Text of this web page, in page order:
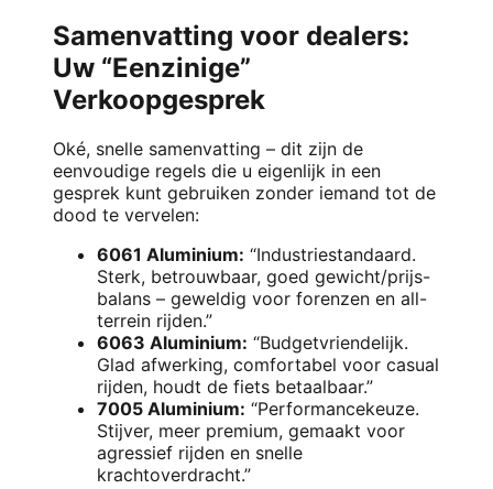
Samenvatting voor dealers:
Uw “Eenzinige”
Verkoopgesprek
Oké, snelle samenvatting – dit zijn de
eenvoudige regels die u eigenlijk in een
gesprek kunt gebruiken zonder iemand tot de
dood te vervelen:
6061 Aluminium: “Industriestandaard.
Sterk, betrouwbaar, goed gewicht/prijs-
balans – geweldig voor forenzen en all-
terrein rijden.”
6063 Aluminium: “Budgetvriendelijk.
Glad afwerking, comfortabel voor casual
rijden, houdt de fiets betaalbaar.”
7005 Aluminium: “Performancekeuze.
Stijver, meer premium, gemaakt voor
agressief rijden en snelle
krachtoverdracht.”